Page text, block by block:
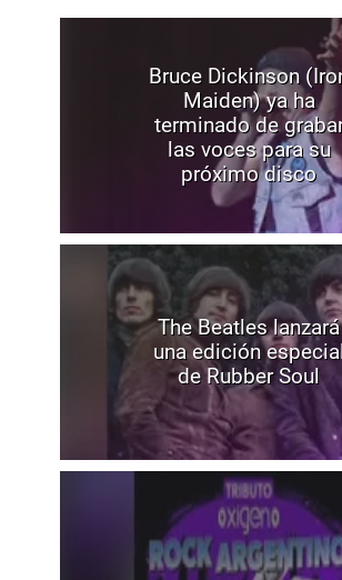
Bruce Dickinson
Maiden) ya ha
terminado de
las voces para su
próximo disco
The Beatles lanzará
una edición
de Rubber Soul